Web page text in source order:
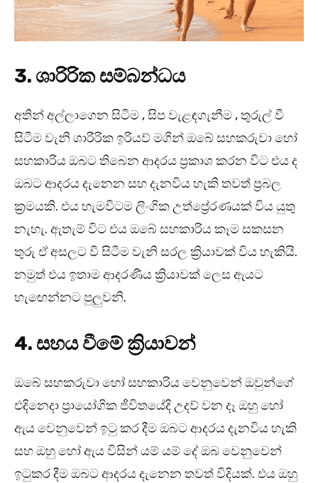
3. ශාරිරික සම්බන්ධය
අතින් අල්ලාගෙන සිටීම , සිප වැළඳගැනීම , තුරුල් වී
සිටීම වැනි ශාරීරික ඉරියව් මගින් ඔබේ සහකරුවා හෝ
සහකාරිය ඔබට තිබෙන ආදරය ප්‍රකාශ කරන විට එය ද
ඔබට ආදරය දැනෙන සහ දැනවිය හැකි තවත් ප්‍රබල
ක්‍රමයකි. එය හැමවිටම ලිංගික උත්ප්‍රේරණයක් විය යුතු
නැහැ. ඇතැම් විට එය ඔබේ සහකාරිය කෑම සකසන
තුරු ඒ අසලට වී සිටීම වැනි සරල ක්‍රියාවක් විය හැකියි.
නමුත් එය ඉතාම ආදරණීය ක්‍රියාවක් ලෙස ඇයට
හැඟෙන්නට පුලුවනි.
4. සහය වීමේ ක්‍රියාවන්
ඔබේ සහකරුවා හෝ සහකාරිය වෙනුවෙන් ඔවුන්ගේ
එදිනෙදා ප්‍රායෝගික ජීවිතයේදි උදව් වන දෑ ඔහු හෝ
ඇය වෙනුවෙන් ඉටු කර දීම ඔබට ආදරය දැනවිය හැකි
සහ ඔහු හෝ ඇය විසින් යම් යම් දේ ඔබ වෙනුවෙන්
ඉටුකර දීම ඔබට ආදරය දැනෙන තවත් විදියක්. එය ඔහු